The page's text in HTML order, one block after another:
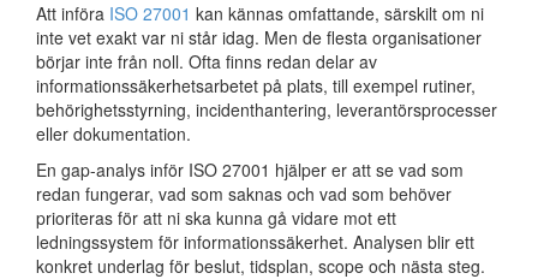
Att införa ISO 27001 kan kännas omfattande, särskilt om ni
inte vet exakt var ni står idag. Men de flesta organisationer
börjar inte från noll. Ofta finns redan delar av
informationssäkerhetsarbetet på plats, till exempel rutiner,
behörighetsstyrning, incidenthantering, leverantörsprocesser
eller dokumentation.
En gap-analys inför ISO 27001 hjälper er att se vad som
redan fungerar, vad som saknas och vad som behöver
prioriteras för att ni ska kunna gå vidare mot ett
ledningssystem för informationssäkerhet. Analysen blir ett
konkret underlag för beslut, tidsplan, scope och nästa steg.